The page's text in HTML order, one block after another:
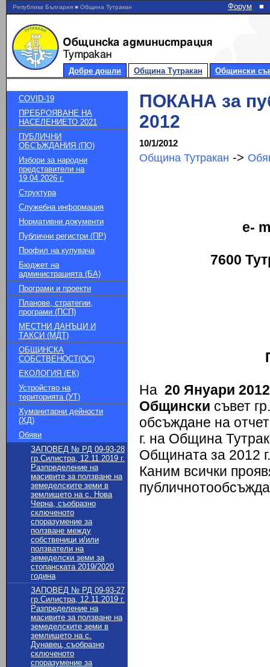
Република България ■ Община Тутракан Форум ■
Добре дошли Община Тутракан Общински
COVID-19
ПРЕБРОЯВАНЕ НА
НАСЕЛЕНИЕТО 2021
ПУБЛИЧНИ
ОБСЪЖДАНИЯ (ПО)
Избори за народни
представители на
19.04.2026 г.
Структура
Служебна информация
Нормативни документи
Публични регистри (ПР)
Профил на купувача
Бюджет на
администрацията (БА)
Програми и проекти
Планове, стратегии,
програми (ПСП)
МЕСТНИ ДАНЪЦИ И
ТАКСИ (МДТ)
ОБЩИНСКА
СОБСТВЕНОСТ(ОС)
ЕКОЛОГИЯ (ЕК)
Устройство на
територията (УТ)
Хуманитарни дейности
(ХД)
Обяви
ЗАПОВЕД № РД 09-93-28
гр.Силистра, 12.11.2019 г.
Разпределение на
масивите за ползване на
земеделските земи в
землището на с. Нова
Черна, съобразно
сключеното
споразумение за
ползване между
собственици и/или
ползватели на
земеделски земи за
стопанската 2019/2020
година
ЗАПОВЕД № РД 09-93-27
гр.Силистра, 12.11.2019 г.
Разпределение на
масивите за ползване на
земеделските земи в
землището на с.
Дунавец, съобразно
сключеното
споразумение за
ПОКАНА за
2012
10/1/2012
Община Тутракан ->
e-
7600
На 20 Януари
Общински съвет
обсъждане на
г. на Община
Общината за 2012
Каним всички